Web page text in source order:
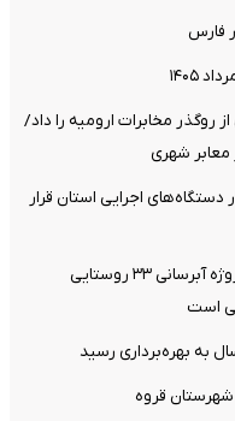
بهره برداری از روگذر مخابرات ارومیه را داد/
اجرایی استان قرار
اختصاص۳۰ میلیارد تومان برای نجات پروژه آبرسانی ۳۳ روستایی